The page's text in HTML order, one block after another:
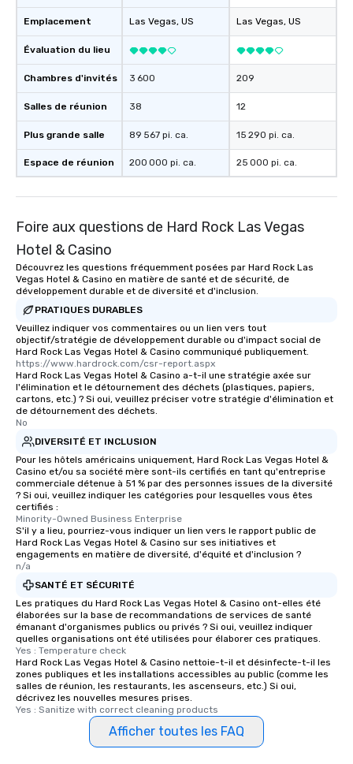
Emplacement
Évaluation du lieu
Chambres d'invités
Salles de réunion
Plus grande salle
Espace de réunion
Las Vegas, US
3 600
38
89 567 pi. ca.
200 000 pi. ca.
Las Vegas, US
209
12
15 290 pi. ca.
25 000 pi. ca.
Foire aux questions de Hard Rock Las Vegas
Hotel & Casino
Découvrez les questions fréquemment posées par Hard Rock Las
Vegas Hotel & Casino en matière de santé et de sécurité, de
développement durable et de diversité et d'inclusion.
PRATIQUES DURABLES
Veuillez indiquer vos commentaires ou un lien vers tout
objectif/stratégie de développement durable ou d'impact social de
Hard Rock Las Vegas Hotel & Casino communiqué publiquement.
https://www.hardrock.com/csr-report.aspx
Hard Rock Las Vegas Hotel & Casino a-t-il une stratégie axée sur
l'élimination et le détournement des déchets (plastiques, papiers,
cartons, etc.) ? Si oui, veuillez préciser votre stratégie d'élimination et
de détournement des déchets.
No
DIVERSITÉ ET INCLUSION
Pour les hôtels américains uniquement, Hard Rock Las Vegas Hotel &
Casino et/ou sa société mère sont-ils certifiés en tant qu'entreprise
commerciale détenue à 51 % par des personnes issues de la diversité
? Si oui, veuillez indiquer les catégories pour lesquelles vous êtes
certifiés :
Minority-Owned Business Enterprise
S'il y a lieu, pourriez-vous indiquer un lien vers le rapport public de
Hard Rock Las Vegas Hotel & Casino sur ses initiatives et
engagements en matière de diversité, d'équité et d'inclusion ?
n/a
SANTÉ ET SÉCURITÉ
Les pratiques du Hard Rock Las Vegas Hotel & Casino ont-elles été
élaborées sur la base de recommandations de services de santé
émanant d'organismes publics ou privés ? Si oui, veuillez indiquer
quelles organisations ont été utilisées pour élaborer ces pratiques.
Yes : Temperature check
Hard Rock Las Vegas Hotel & Casino nettoie-t-il et désinfecte-t-il les
zones publiques et les installations accessibles au public (comme les
salles de réunion, les restaurants, les ascenseurs, etc.) Si oui,
décrivez les nouvelles mesures prises.
Yes : Sanitize with correct cleaning products
Afficher toutes les FAQ